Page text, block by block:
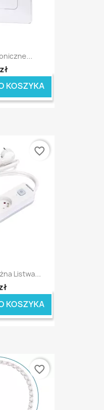
KOSZYKA
Listwa...
KOSZYKA
favorite_border
favorite_border